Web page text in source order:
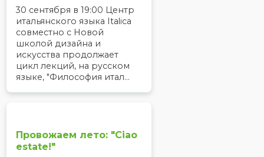
30 сентября в 19:00 Центр
итальянского языка Italica
совместно с Новой
школой дизайна и
искусства продолжает
цикл лекций, на русском
языке, "Философия итал...
Провожаем лето: "Ciao
estate!"